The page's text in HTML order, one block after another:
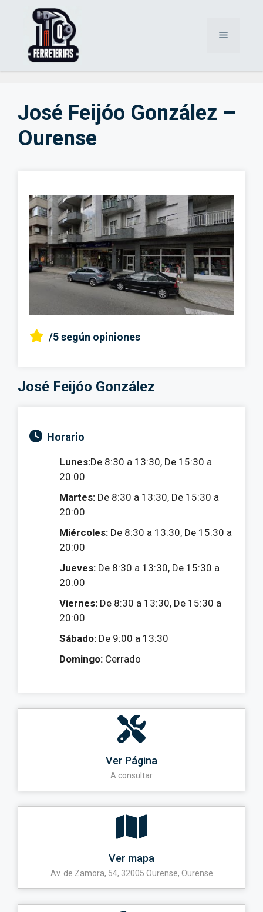
Menú
José Feijóo González –
Ourense
/5según opiniones
José Feijóo González
Horario
Lunes:De 8:30 a 13:30, De 15:30 a
20:00
Martes: De 8:30 a 13:30, De 15:30 a
20:00
Miércoles: De 8:30 a 13:30, De 15:30 a
20:00
Jueves: De 8:30 a 13:30, De 15:30 a
20:00
Viernes: De 8:30 a 13:30, De 15:30 a
20:00
Sábado: De 9:00 a 13:30
Domingo: Cerrado
Ver Página
A consultar
Ver mapa
Av. de Zamora, 54, 32005 Ourense, Ourense